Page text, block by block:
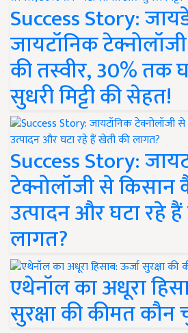
Success Story:
जायटॉनिक
की तस्वीर, 30% तक
सुधरी मिट्टी की सेहत!
Success Story:
टेक्नोलॉजी से किसान
उत्पादन और घटा रहे
लागत?
एथेनॉल का अधूरा
सुरक्षा की कीमत कौन